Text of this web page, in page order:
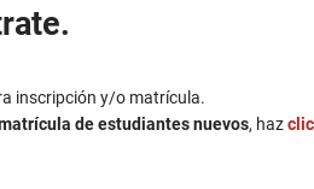
inscripción y/o matrícula.
de estudiantes nuevos, haz